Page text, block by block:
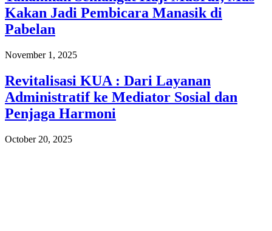
Kakan Jadi Pembicara Manasik di
Pabelan
November 1, 2025
Revitalisasi KUA : Dari Layanan
Administratif ke Mediator Sosial dan
Penjaga Harmoni
October 20, 2025